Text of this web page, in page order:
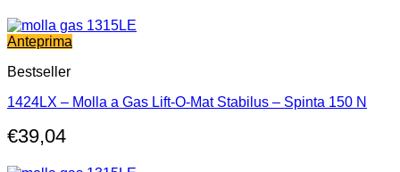
Anteprima
Bestseller
1424LX – Molla a Gas Lift-O-Mat Stabilus – Spinta 150 N
€39,04